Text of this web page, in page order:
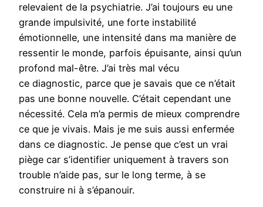
relevaient de la psychiatrie. J’ai toujours eu une
grande impulsivité, une forte instabilité
émotionnelle, une intensité dans ma manière de
ressentir le monde, parfois épuisante, ainsi qu’un
profond mal-être. J’ai très mal vécu
ce diagnostic, parce que je savais que ce n’était
pas une bonne nouvelle. C’était cependant une
nécessité. Cela m’a permis de mieux comprendre
ce que je vivais. Mais je me suis aussi enfermée
dans ce diagnostic. Je pense que c’est un vrai
piège car s’identifier uniquement à travers son
trouble n’aide pas, sur le long terme, à se
construire ni à s’épanouir.